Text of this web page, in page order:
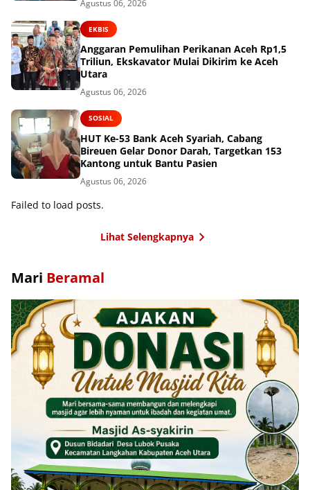
Agustus 06, 2026
EKBIS
Anggaran Pemulihan Perikanan Aceh Rp1,5
Triliun, Ekskavator Mulai Dikirim ke Aceh
Utara
Agustus 06, 2026
SOSIAL
HUT Ke-53 Bank Aceh Syariah, Cabang
Bireuen Gelar Donor Darah, Targetkan 153
Kantong untuk Bantu Pasien
Agustus 06, 2026
Failed to load posts.
Lihat Selengkapnya
Mari Beramal